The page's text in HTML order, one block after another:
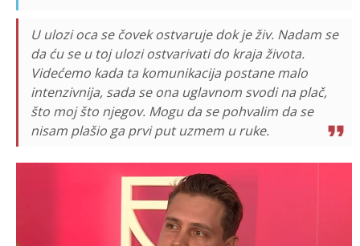
U ulozi oca se čovek ostvaruje dok je živ. Nadam se
da ću se u toj ulozi ostvarivati do kraja života.
Videćemo kada ta komunikacija postane malo
intenzivnija, sada se ona uglavnom svodi na plač,
što moj što njegov. Mogu da se pohvalim da se
nisam plašio ga prvi put uzmem u ruke.